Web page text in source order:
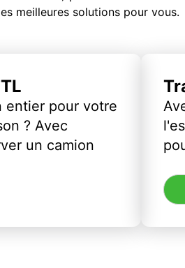
meilleures solutions pour vous.
entier pour votre
? Avec
un camion